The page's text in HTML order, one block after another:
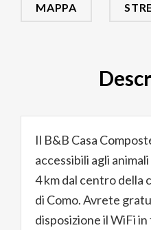
MAPPA
Il B&B Casa
accessibili agli
4 km dal centro della
di Como. Avrete
disposizione il WiFi